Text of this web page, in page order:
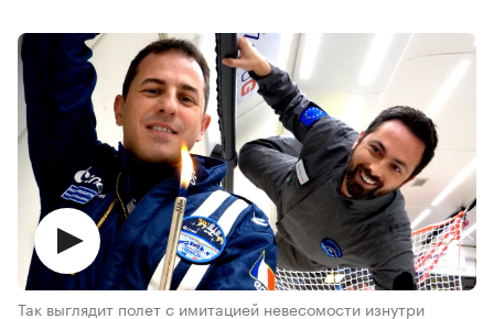
Так выглядит полет с имитацией невесомости изнутри